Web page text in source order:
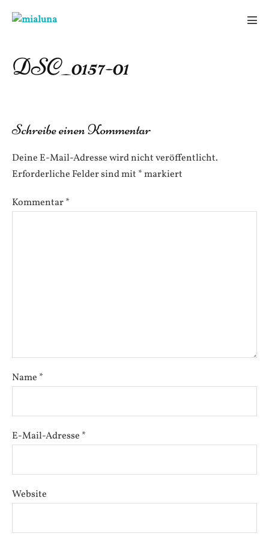
Inhalt
DSC_0157-01
Schreibe einen Kommentar
Deine E-Mail-Adresse wird nicht veröffentlicht.
Erforderliche Felder sind mit *markiert
Kommentar*
Name *
E-Mail-Adresse *
Website